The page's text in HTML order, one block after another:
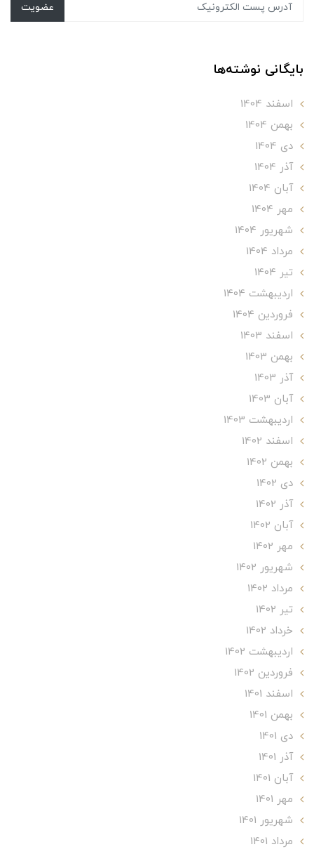
عضویت
بایگانی نوشته‌ها
اسفند 1404
بهمن 1404
دی 1404
آذر 1404
آبان 1404
مهر 1404
شهریور 1404
مرداد 1404
تير 1404
ارديبهشت 1404
فروردین 1404
اسفند 1403
بهمن 1403
آذر 1403
آبان 1403
ارديبهشت 1403
اسفند 1402
بهمن 1402
دی 1402
آذر 1402
آبان 1402
مهر 1402
شهریور 1402
مرداد 1402
تير 1402
خرداد 1402
ارديبهشت 1402
فروردین 1402
اسفند 1401
بهمن 1401
دی 1401
آذر 1401
آبان 1401
مهر 1401
شهریور 1401
مرداد 1401